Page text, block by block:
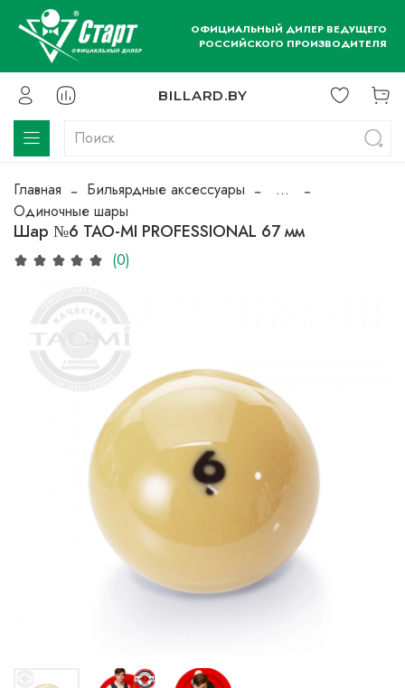
ОФИЦИАЛЬНЫЙ ДИЛЕР ВЕДУЩЕГО
РОССИЙСКОГО ПРОИЗВОДИТЕЛЯ
BILLARD.BY
Главная Бильярдные аксессуары
...
Одиночные шары
Шар №6 TAO-MI PROFESSIONAL 67 мм
(0)